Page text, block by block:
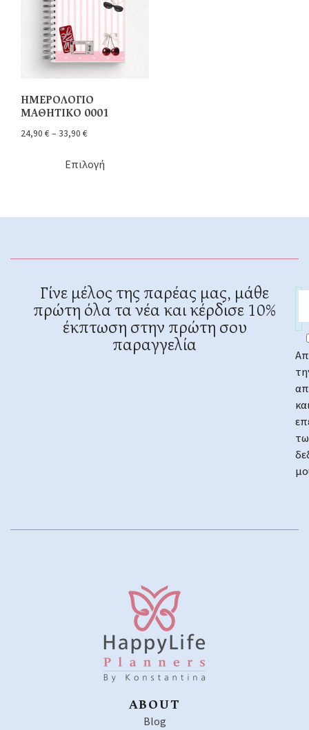
ΗΜΕΡΟΛΟΓΙΟ
ΜΑΘΗΤΙΚΟ 0001
24,90 € – 33,90 €
Επιλογή
Γίνε μέλος της παρέας μας, μάθε
πρώτη όλα τα νέα και κέρδισε 10%
έκπτωση στην πρώτη σου
παραγγελία
ABOUT
Blog